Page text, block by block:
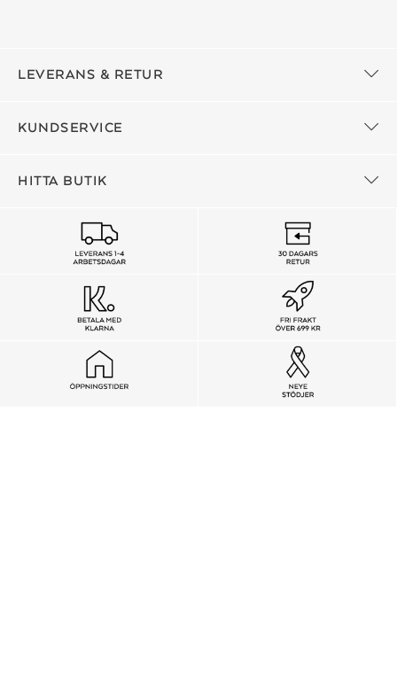
LEVERANS & RETUR
KUNDSERVICE
HITTA BUTIK